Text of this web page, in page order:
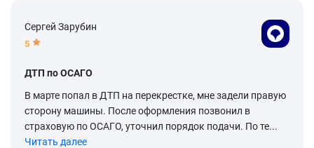
Сергей Зарубин
5
ДТП по ОСАГО
В марте попал в ДТП на перекрестке, мне задели правую
сторону машины. После оформления позвонил в
страховую по ОСАГО, уточнил порядок подачи. По те...
Читать далее